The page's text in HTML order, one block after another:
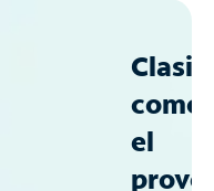
como
el